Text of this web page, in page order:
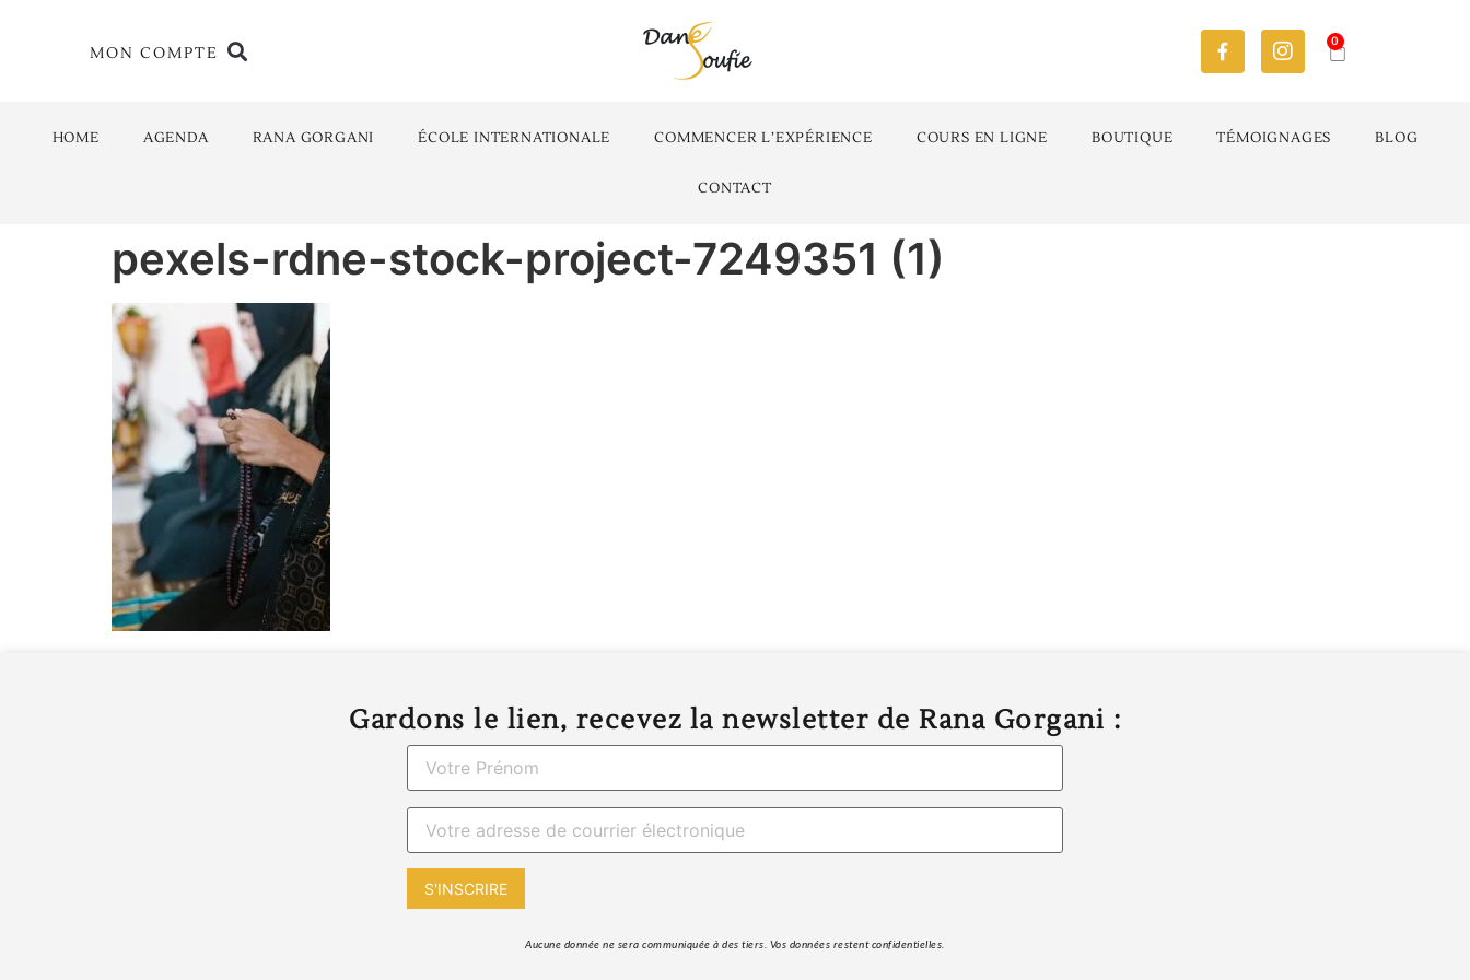
MON COMPTE
0
HOME AGENDA RANA GORGANI ÉCOLE INTERNATIONALE COMMENCER L’EXPÉRIENCE COURS EN LIGNE BOUTIQUE TÉMOIGNAGES BLOG
CONTACT
pexels-rdne-stock-project-7249351 (1)
Gardons le lien, recevez la newsletter de Rana Gorgani :